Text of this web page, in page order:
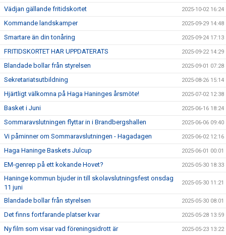
Vädjan gällande fritidskortet 2025-10-02 16:24
Kommande landskamper 2025-09-29 14:48
Smartare än din tonåring 2025-09-24 17:13
FRITIDSKORTET HAR UPPDATERATS 2025-09-22 14:29
Blandade bollar från styrelsen 2025-09-01 07:28
Sekretariatsutbildning 2025-08-26 15:14
Hjärtligt välkomna på Haga Haninges årsmöte! 2025-07-02 12:38
Basket i Juni 2025-06-16 18:24
Sommaravslutningen flyttar in i Brandbergshallen 2025-06-06 09:40
Vi påminner om Sommaravslutningen - Hagadagen 2025-06-02 12:16
Haga Haninge Baskets Julcup 2025-06-01 00:01
EM-genrep på ett kokande Hovet? 2025-05-30 18:33
Haninge kommun bjuder in till skolavslutningsfest onsdag
11 juni
2025-05-30 11:21
Blandade bollar från styrelsen 2025-05-30 08:01
Det finns fortfarande platser kvar 2025-05-28 13:59
Ny film som visar vad föreningsidrott är 2025-05-23 13:22